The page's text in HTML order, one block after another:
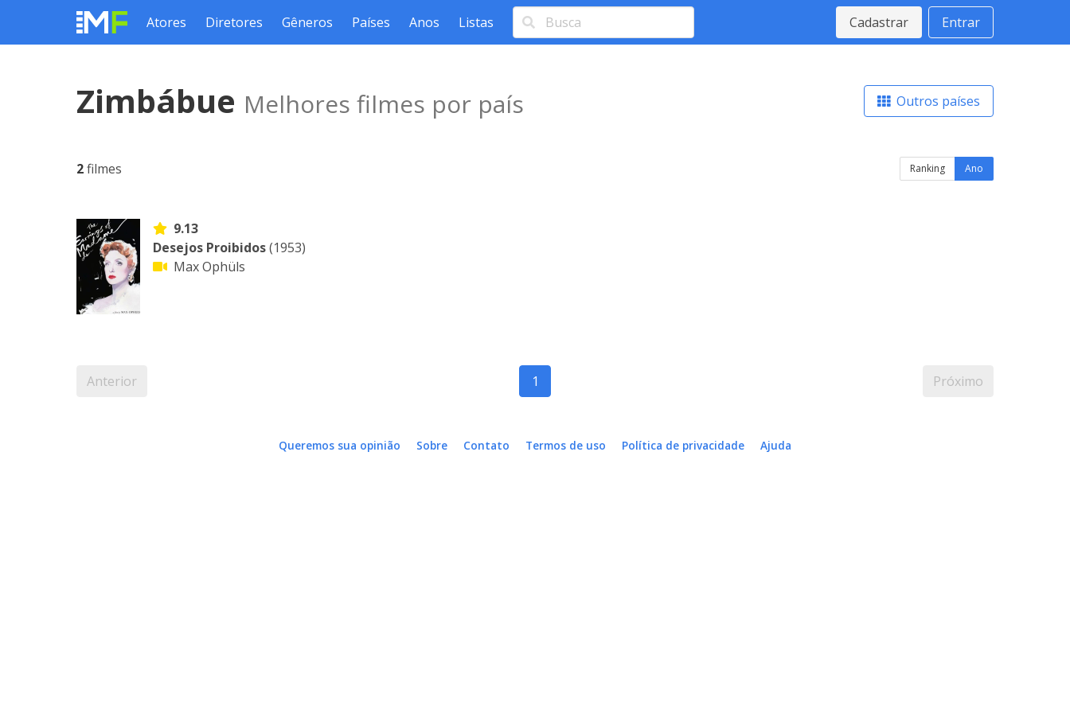
Atores Diretores Gêneros Países Anos Listas Cadastrar Entrar
Zimbábue Melhores filmes por país Outros países
2filmes Ranking Ano
9.13
Desejos Proibidos(1953)
Max Ophüls
Anterior Próximo
1
Queremos sua opinião Sobre Contato Termos de uso Política de privacidade Ajuda